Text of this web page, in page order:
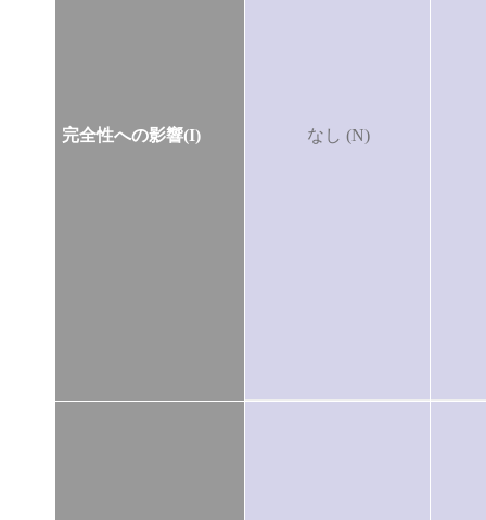
完全性への影響(I) なし (N)